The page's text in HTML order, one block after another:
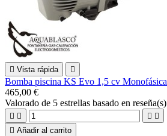
 Vista rápida 
Bomba piscina KS Evo 1,5 cv Monofásica
465,00 €
Valorado de 5 estrellas basado en reseña(s)
   
 Añadir al carrito